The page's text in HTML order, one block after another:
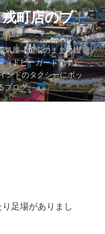
町店のブ
気屋【煩悩のままに綴
ドビーガードです）
ンドのタクシーにボッ
ブログ。。。
足場がありまし